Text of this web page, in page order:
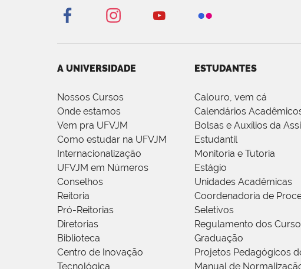
A UNIVERSIDADE
Nossos Cursos
Onde estamos
Vem pra UFVJM
Como estudar na UFVJM
Internacionalização
UFVJM em Números
Conselhos
Reitoria
Pró-Reitorias
Diretorias
Biblioteca
Centro de Inovação
Tecnológica
ESTUDANTES
Calouro, vem cá
Calendários
Bolsas e Auxílios da
Estudantil
Monitoria e Tutoria
Estágio
Unidades Acadêmicas
Coordenadoria de
Seletivos
Regulamento dos
Graduação
Projetos Pedagógicos
Manual de